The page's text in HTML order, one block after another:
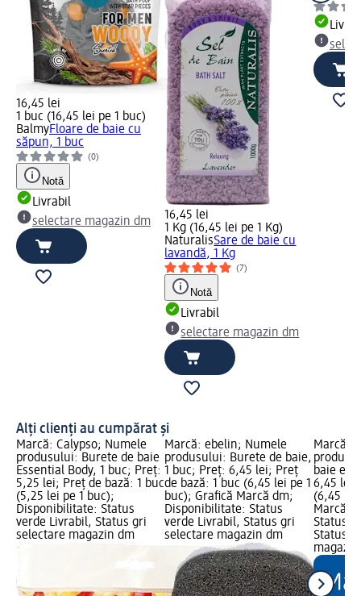
16,45 lei
1 buc (16,45 lei pe 1 buc)
BalmyFloare de baie cu
săpun, 1 buc
(0)
Notă
Livrabil
selectare magazin dm
16,45 lei
1 Kg (16,45 lei pe 1 Kg)
NaturalisSare de baie cu
lavandă, 1 Kg
(7)
Notă
Livrabil
selectare magazin dm
Alți clienți au cumpărat și
Marcă: Calypso; Numele
produsului: Burete de baie
Essential Body, 1 buc; Preț:
5,25 lei; Preț de bază: 1 buc
(5,25 lei pe 1 buc);
Disponibilitate: Status
verde Livrabil, Status gri
selectare magazin dm
Marcă: ebelin; Numele
produsului: Burete de baie,
1 buc; Preț: 6,45 lei; Preț
de bază: 1 buc (6,45 lei pe 1
buc); Grafică Marcă dm;
Disponibilitate: Status
verde Livrabil, Status gri
selectare magazin dm
Marcă:
baie
6,45 lei;
(6,45 lei
Marcă
Status
Status